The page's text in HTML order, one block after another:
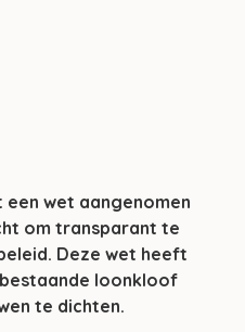
een wet aangenomen
om transparant te
Deze wet heeft
loonkloof
te dichten.